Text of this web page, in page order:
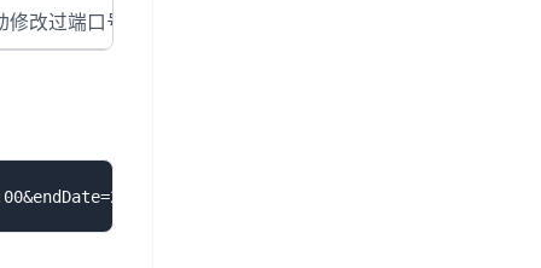
改过端口号请使用修改后的端口